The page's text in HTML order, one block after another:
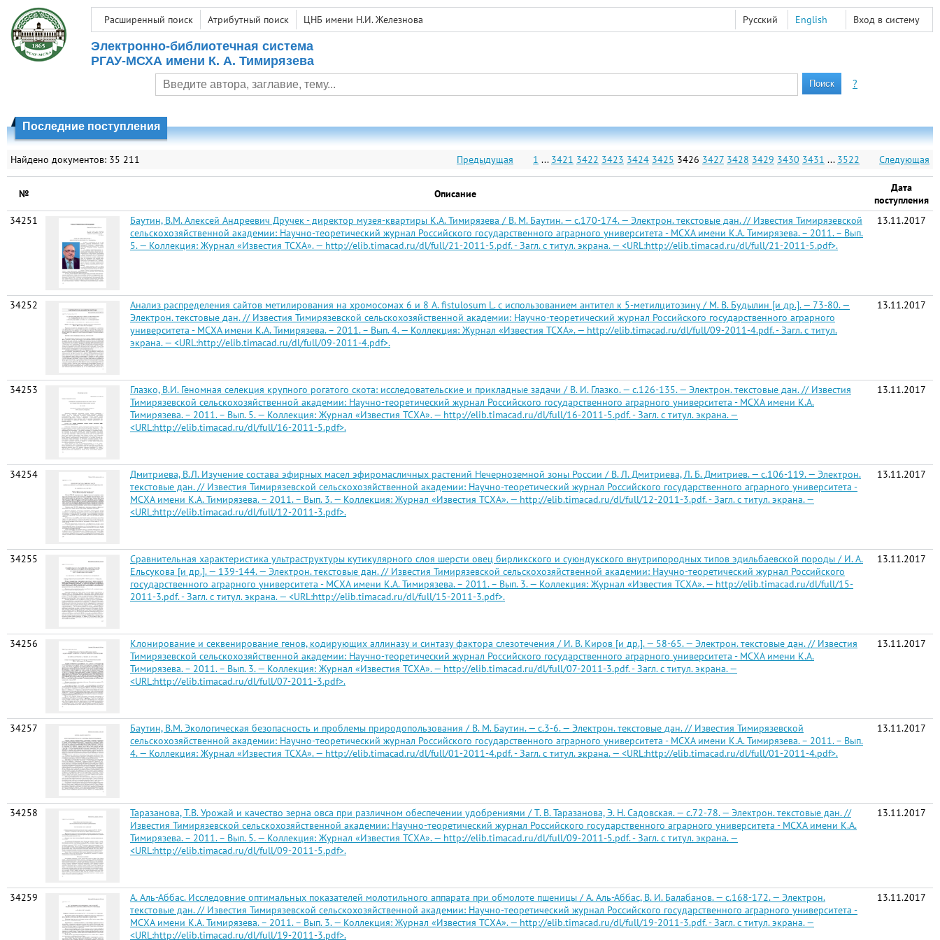
Расширенный поиск Атрибутный поиск ЦНБ имени Н.И. Железнова Вход в систему
Русский English
Электронно-библиотечная система
РГАУ-МСХА имени К. А. Тимирязева
?
Последние поступления
Найдено документов: 35 211 Предыдущая 1 ... 3421 3422 3423 3424 3425 3426 3427 3428 3429 3430 3431 ... 3522 Следующая
№ Описание
Дата
поступления
34251
Баутин, В.М. Алексей Андреевич Дручек - директор музея-квартиры К.А. Тимирязева / В. М. Баутин. — с.170-174. — Электрон. текстовые дан. // Известия Тимирязевской
сельскохозяйственной академии: Научно-теоретический журнал Российского государственного аграрного университета - МСХА имени К.А. Тимирязева. – 2011. – Вып.
5. — Коллекция: Журнал «Известия ТСХА». — http://elib.timacad.ru/dl/full/21-2011-5.pdf. - Загл. с титул. экрана. — <URL:http://elib.timacad.ru/dl/full/21-2011-5.pdf>.
13.11.2017
34252
Анализ распределения сайтов метилирования на хромосомах 6 и 8 А. fistulosum L. с использованием антител к 5-метилцитозину / М. В. Будылин [и др.]. — 73-80. —
Электрон. текстовые дан. // Известия Тимирязевской сельскохозяйственной академии: Научно-теоретический журнал Российского государственного аграрного
университета - МСХА имени К.А. Тимирязева. – 2011. – Вып. 4. — Коллекция: Журнал «Известия ТСХА». — http://elib.timacad.ru/dl/full/09-2011-4.pdf. - Загл. с титул.
экрана. — <URL:http://elib.timacad.ru/dl/full/09-2011-4.pdf>.
13.11.2017
34253
Глазко, В.И. Геномная селекция крупного рогатого скота: исследовательские и прикладные задачи / В. И. Глазко. — с.126-135. — Электрон. текстовые дан. // Известия
Тимирязевской сельскохозяйственной академии: Научно-теоретический журнал Российского государственного аграрного университета - МСХА имени К.А.
Тимирязева. – 2011. – Вып. 5. — Коллекция: Журнал «Известия ТСХА». — http://elib.timacad.ru/dl/full/16-2011-5.pdf. - Загл. с титул. экрана. —
<URL:http://elib.timacad.ru/dl/full/16-2011-5.pdf>.
13.11.2017
34254
Дмитриева, В.Л. Изучение состава эфирных масел эфиромасличных растений Нечерноземной зоны России / В. Л. Дмитриева, Л. Б. Дмитриев. — с.106-119. — Электрон.
текстовые дан. // Известия Тимирязевской сельскохозяйственной академии: Научно-теоретический журнал Российского государственного аграрного университета -
МСХА имени К.А. Тимирязева. – 2011. – Вып. 3. — Коллекция: Журнал «Известия ТСХА». — http://elib.timacad.ru/dl/full/12-2011-3.pdf. - Загл. с титул. экрана. —
<URL:http://elib.timacad.ru/dl/full/12-2011-3.pdf>.
13.11.2017
34255
Сравнительная характеристика ультраструктуры кутикулярного слоя шерсти овец бирликского и суюндукского внутрипородных типов эдильбаевской породы / И. А.
Ельсукова [и др.]. — 139-144. — Электрон. текстовые дан. // Известия Тимирязевской сельскохозяйственной академии: Научно-теоретический журнал Российского
государственного аграрного университета - МСХА имени К.А. Тимирязева. – 2011. – Вып. 3. — Коллекция: Журнал «Известия ТСХА». — http://elib.timacad.ru/dl/full/15-
2011-3.pdf. - Загл. с титул. экрана. — <URL:http://elib.timacad.ru/dl/full/15-2011-3.pdf>.
13.11.2017
34256
Клонирование и секвенирование генов, кодирующих аллиназу и синтазу фактора слезотечения / И. В. Киров [и др.]. — 58-65. — Электрон. текстовые дан. // Известия
Тимирязевской сельскохозяйственной академии: Научно-теоретический журнал Российского государственного аграрного университета - МСХА имени К.А.
Тимирязева. – 2011. – Вып. 3. — Коллекция: Журнал «Известия ТСХА». — http://elib.timacad.ru/dl/full/07-2011-3.pdf. - Загл. с титул. экрана. —
<URL:http://elib.timacad.ru/dl/full/07-2011-3.pdf>.
13.11.2017
34257
Баутин, В.М. Экологическая безопасность и проблемы природопользования / В. М. Баутин. — с.3-6. — Электрон. текстовые дан. // Известия Тимирязевской
сельскохозяйственной академии: Научно-теоретический журнал Российского государственного аграрного университета - МСХА имени К.А. Тимирязева. – 2011. – Вып.
4. — Коллекция: Журнал «Известия ТСХА». — http://elib.timacad.ru/dl/full/01-2011-4.pdf. - Загл. с титул. экрана. — <URL:http://elib.timacad.ru/dl/full/01-2011-4.pdf>.
13.11.2017
34258
Таразанова, Т.В. Урожай и качество зерна овса при различном обеспечении удобрениями / Т. В. Таразанова, Э. Н. Садовская. — с.72-78. — Электрон. текстовые дан. //
Известия Тимирязевской сельскохозяйственной академии: Научно-теоретический журнал Российского государственного аграрного университета - МСХА имени К.А.
Тимирязева. – 2011. – Вып. 5. — Коллекция: Журнал «Известия ТСХА». — http://elib.timacad.ru/dl/full/09-2011-5.pdf. - Загл. с титул. экрана. —
<URL:http://elib.timacad.ru/dl/full/09-2011-5.pdf>.
13.11.2017
34259
А. Аль-Аббас. Исследовние оптимальных показателей молотильного аппарата при обмолоте пшеницы / А. Аль-Аббас, В. И. Балабанов. — с.168-172. — Электрон.
текстовые дан. // Известия Тимирязевской сельскохозяйственной академии: Научно-теоретический журнал Российского государственного аграрного университета -
МСХА имени К.А. Тимирязева. – 2011. – Вып. 3. — Коллекция: Журнал «Известия ТСХА». — http://elib.timacad.ru/dl/full/19-2011-3.pdf. - Загл. с титул. экрана. —
<URL:http://elib.timacad.ru/dl/full/19-2011-3.pdf>.
13.11.2017